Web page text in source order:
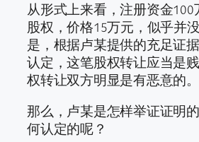
从形式上来看，注册资金100
股权，价格15万元，似乎并
是，根据卢某提供的充足证
认定，这笔股权转让应当是
权转让双方明显是有恶意的。
那么，卢某是怎样举证证明
何认定的呢？